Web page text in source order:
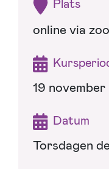
Plats
online via
19 november
Datum
Torsdagen